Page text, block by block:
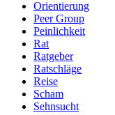
Orientierung
Peer Group
Peinlichkeit
Rat
Ratgeber
Ratschläge
Reise
Scham
Sehnsucht